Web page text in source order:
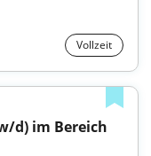
Vollzeit
d) im Bereich